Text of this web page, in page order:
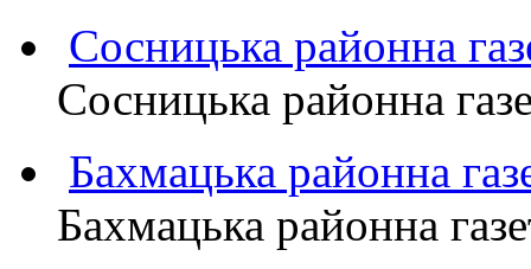
Сосницька районна
Сосницька районна
Бахмацька районна
Бахмацька районна